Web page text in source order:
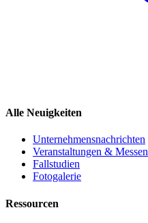
Alle Neuigkeiten
Unternehmensnachrichten
Veranstaltungen & Messen
Fallstudien
Fotogalerie
Ressourcen